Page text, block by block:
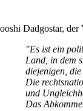
Dadgostar,
"Es ist ein
Land, in dem
diejenigen,
Die
und
Das